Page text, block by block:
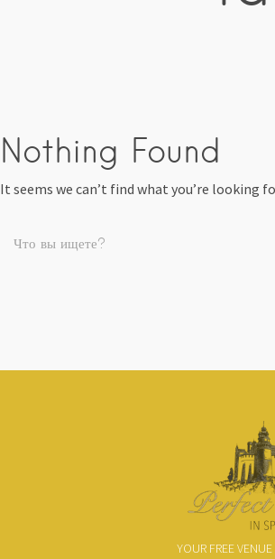
Nothing Found
It seems we can’t find what you’re looking
YOUR FREE